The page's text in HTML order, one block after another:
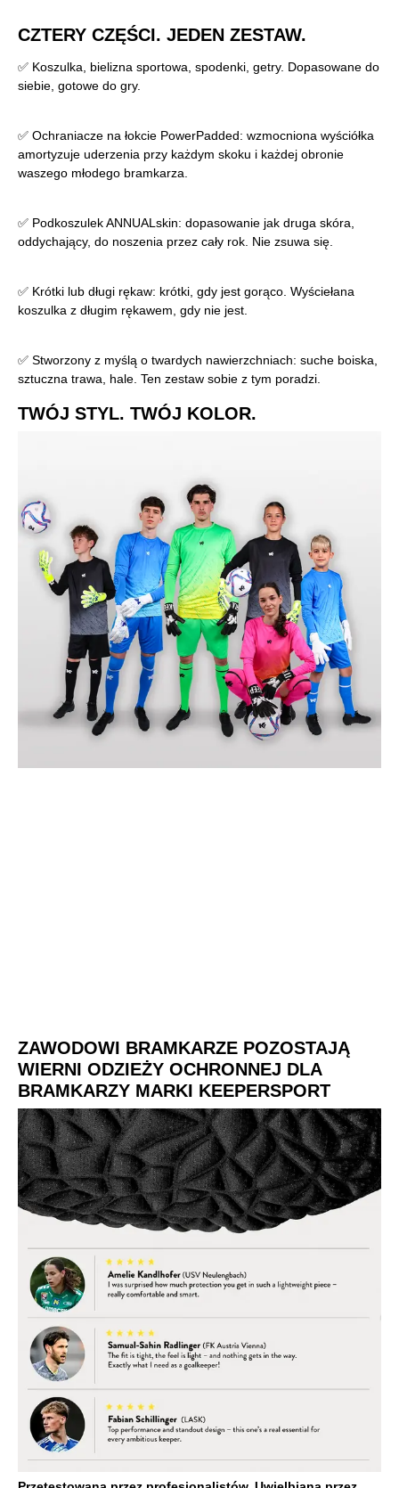
CZTERY CZĘŚCI. JEDEN ZESTAW.
✅ Koszulka, bielizna sportowa, spodenki, getry. Dopasowane do
siebie, gotowe do gry.
✅ Ochraniacze na łokcie PowerPadded: wzmocniona wyściółka
amortyzuje uderzenia przy każdym skoku i każdej obronie
waszego młodego bramkarza.
✅ Podkoszulek ANNUALskin: dopasowanie jak druga skóra,
oddychający, do noszenia przez cały rok. Nie zsuwa się.
✅ Krótki lub długi rękaw: krótki, gdy jest gorąco. Wyściełana
koszulka z długim rękawem, gdy nie jest.
✅ Stworzony z myślą o twardych nawierzchniach: suche boiska,
sztuczna trawa, hale. Ten zestaw sobie z tym poradzi.
TWÓJ STYL. TWÓJ KOLOR.
ZAWODOWI BRAMKARZE POZOSTAJĄ
WIERNI ODZIEŻY OCHRONNEJ DLA
BRAMKARZY MARKI KEEPERSPORT